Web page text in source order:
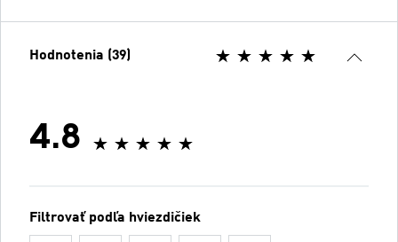
Hodnotenia (39)
4.8
Filtrovať podľa hviezdičiek